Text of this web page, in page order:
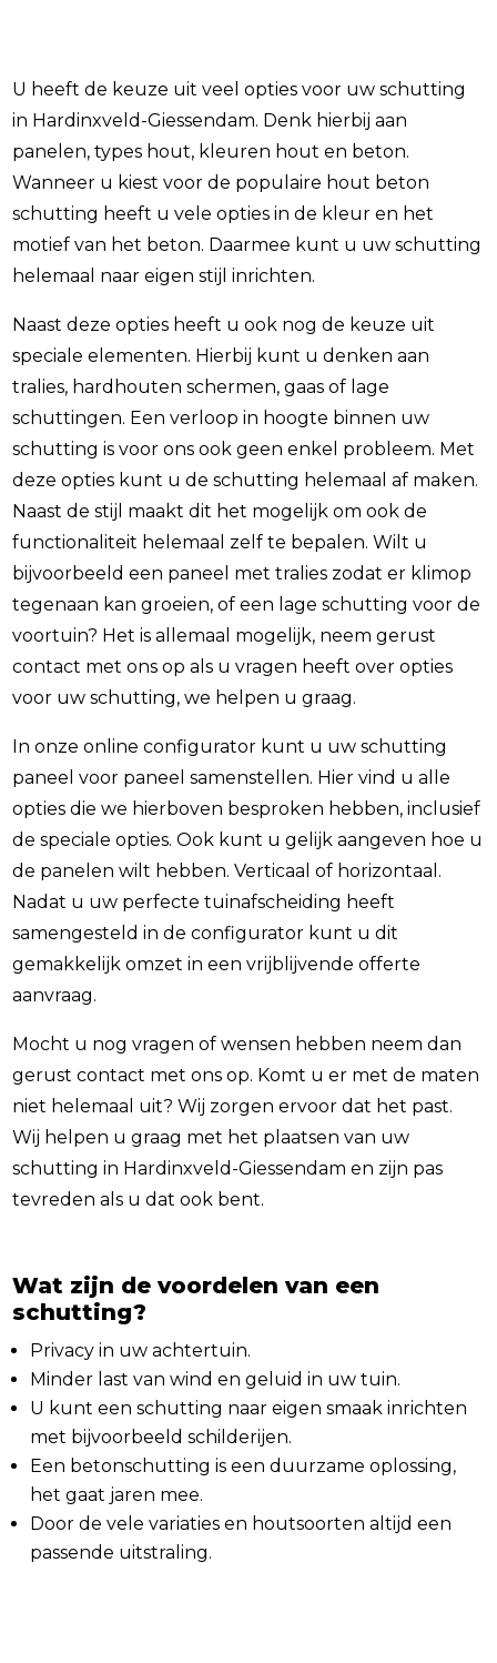
U heeft de keuze uit veel opties voor uw schutting
in Hardinxveld-Giessendam. Denk hierbij aan
panelen, types hout, kleuren hout en beton.
Wanneer u kiest voor de populaire hout beton
schutting heeft u vele opties in de kleur en het
motief van het beton. Daarmee kunt u uw schutting
helemaal naar eigen stijl inrichten.
Naast deze opties heeft u ook nog de keuze uit
speciale elementen. Hierbij kunt u denken aan
tralies, hardhouten schermen, gaas of lage
schuttingen. Een verloop in hoogte binnen uw
schutting is voor ons ook geen enkel probleem. Met
deze opties kunt u de schutting helemaal af maken.
Naast de stijl maakt dit het mogelijk om ook de
functionaliteit helemaal zelf te bepalen. Wilt u
bijvoorbeeld een paneel met tralies zodat er klimop
tegenaan kan groeien, of een lage schutting voor de
voortuin? Het is allemaal mogelijk, neem gerust
contact met ons op als u vragen heeft over opties
voor uw schutting, we helpen u graag.
In onze online configurator kunt u uw schutting
paneel voor paneel samenstellen. Hier vind u alle
opties die we hierboven besproken hebben, inclusief
de speciale opties. Ook kunt u gelijk aangeven hoe u
de panelen wilt hebben. Verticaal of horizontaal.
Nadat u uw perfecte tuinafscheiding heeft
samengesteld in de configurator kunt u dit
gemakkelijk omzet in een vrijblijvende offerte
aanvraag.
Mocht u nog vragen of wensen hebben neem dan
gerust contact met ons op. Komt u er met de maten
niet helemaal uit? Wij zorgen ervoor dat het past.
Wij helpen u graag met het plaatsen van uw
schutting in Hardinxveld-Giessendam en zijn pas
tevreden als u dat ook bent.
Wat zijn de voordelen van een
schutting?
Privacy in uw achtertuin.
Minder last van wind en geluid in uw tuin.
U kunt een schutting naar eigen smaak inrichten
met bijvoorbeeld schilderijen.
Een betonschutting is een duurzame oplossing,
het gaat jaren mee.
Door de vele variaties en houtsoorten altijd een
passende uitstraling.